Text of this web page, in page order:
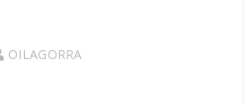
OILAGORRA